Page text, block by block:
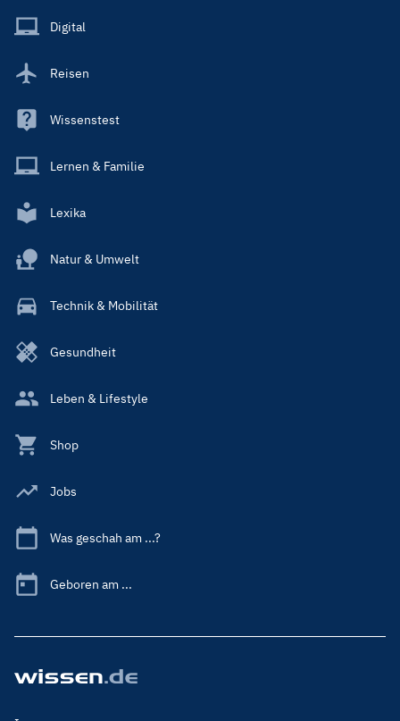
Main
Digital
Reisen
Wissenstest
Lernen & Familie
Lexika
Natur & Umwelt
Technik & Mobilität
Gesundheit
Leben & Lifestyle
Shop
Jobs
Was geschah am ...?
Geboren am ...